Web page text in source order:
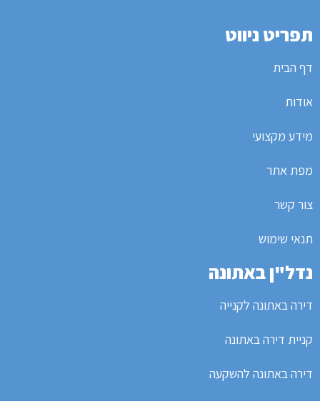
תפריט ניווט
דף הבית
אודות
מידע מקצועי
מפת אתר
צור קשר
תנאי שימוש
נדל"ן באתונה
דירה באתונה לקנייה
קניית דירה באתונה
דירה באתונה להשקעה